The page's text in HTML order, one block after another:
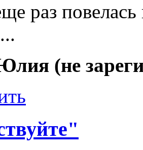
раз
(не